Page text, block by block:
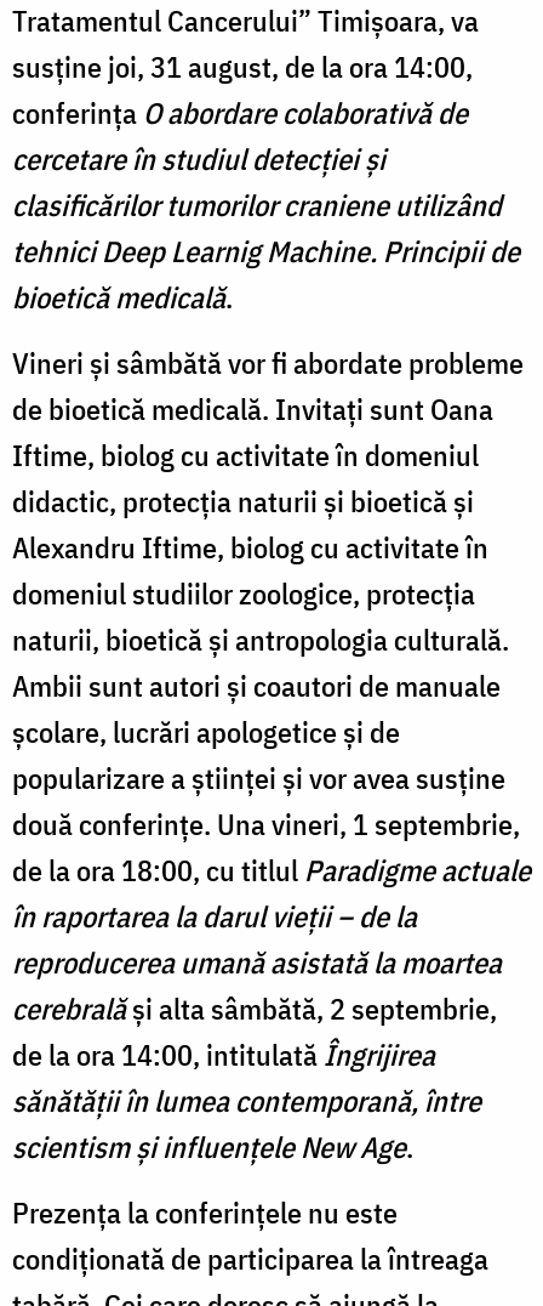
Tratamentul Cancerului” Timișoara, va
susține joi, 31 august, de la ora 14:00,
conferința O abordare colaborativă de
cercetare în studiul detecției și
clasificărilor tumorilor craniene utilizând
tehnici Deep Learnig Machine. Principii de
bioetică medicală.
Vineri și sâmbătă vor fi abordate probleme
de bioetică medicală. Invitați sunt Oana
Iftime, biolog cu activitate în domeniul
didactic, protecţia naturii şi bioetică și
Alexandru Iftime, biolog cu activitate în
domeniul studiilor zoologice, protecţia
naturii, bioetică şi antropologia culturală.
Ambii sunt autori și coautori de manuale
școlare, lucrări apologetice și de
popularizare a ştiinţei şi vor avea susține
două conferințe. Una vineri, 1 septembrie,
de la ora 18:00, cu titlul Paradigme actuale
în raportarea la darul vieţii – de la
reproducerea umană asistată la moartea
cerebralăși alta sâmbătă, 2 septembrie,
de la ora 14:00, intitulatăÎngrijirea
sănătăţii în lumea contemporană, între
scientism şi influenţele New Age.
Prezența la conferințele nu este
condiționată de participarea la întreaga